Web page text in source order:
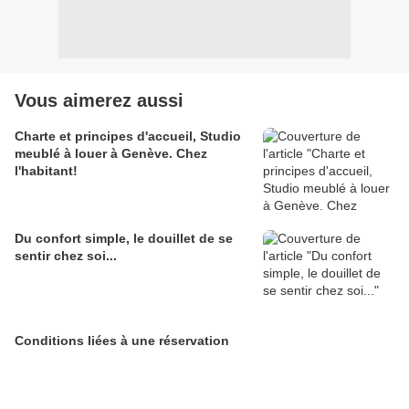
Vous aimerez aussi
Charte et principes d'accueil, Studio
meublé à louer à Genève. Chez
l'habitant!
Du confort simple, le douillet de se
sentir chez soi...
Conditions liées à une réservation